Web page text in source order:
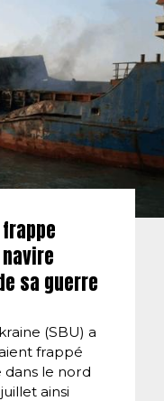
sa guerre
(SBU) a
frappé
le nord
ainsi